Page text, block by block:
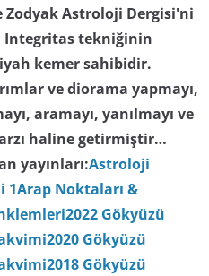
Zodyak Astroloji Dergisi'ni
Integritas tekniğinin
kemer sahibidir.
ve diorama yapmayı,
aramayı, yanılmayı ve
haline getirmiştir…
yayınları:Astroloji
1Arap Noktaları &
2022 Gökyüzü
2020 Gökyüzü
2018 Gökyüzü